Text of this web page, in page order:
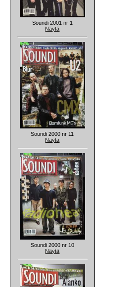
Soundi 2001 nr 1
Näytä
Soundi 2000 nr 11
Näytä
Soundi 2000 nr 10
Näytä